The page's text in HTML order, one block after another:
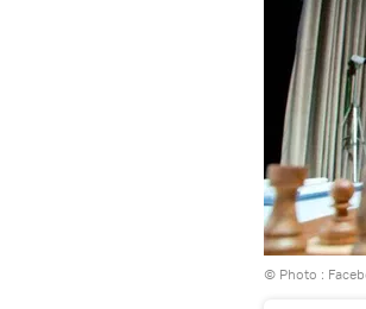
© Photo :